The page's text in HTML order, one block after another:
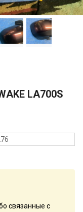
LA700S
связанные с